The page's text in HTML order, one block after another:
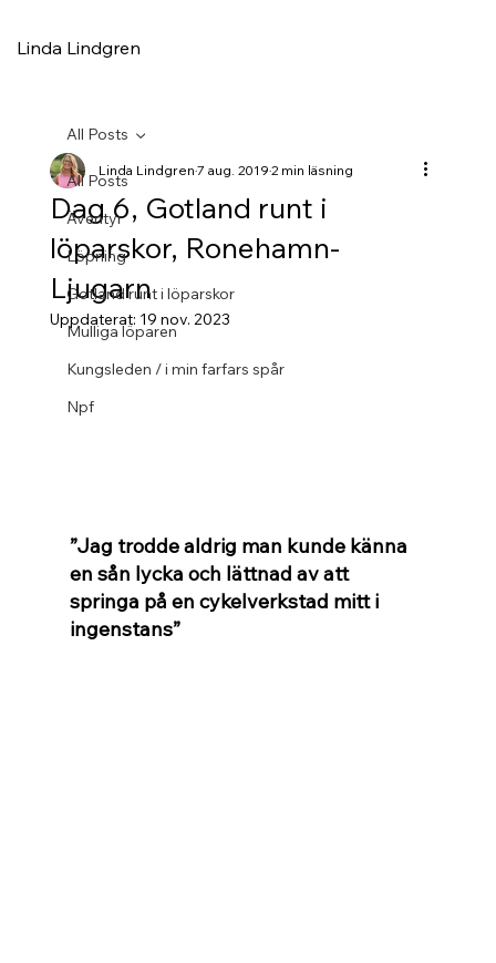
Linda Lindgren
All Posts
Äventyr
Löpning
Gotland runt i löparskor
Mulliga löparen
Kungsleden / i min farfars spår
Npf
All Posts
Dag 6, Gotland runt i
löparskor, Ronehamn-
Ljugarn
Linda Lindgren7 aug. 20192 min läsning
Uppdaterat: 19 nov. 2023
”Jag trodde aldrig man kunde känna
en sån lycka och lättnad av att
springa på en cykelverkstad mitt i
ingenstans”